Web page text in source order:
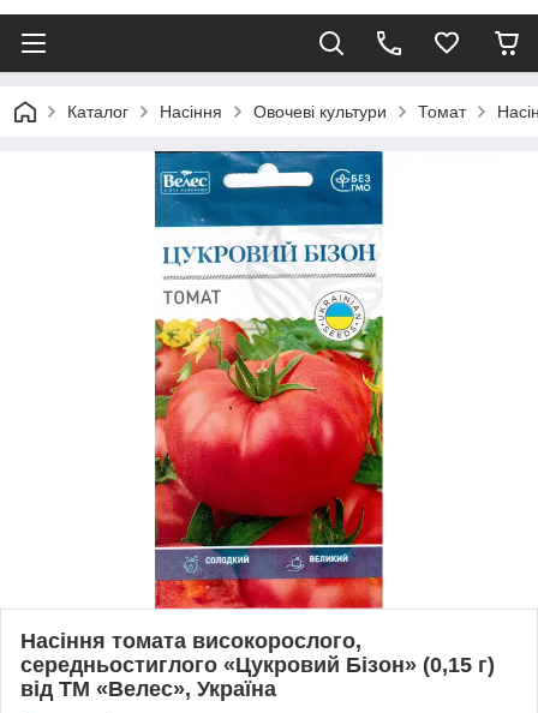
Каталог Насіння Овочеві культури Томат
Насіння томата високорослого,
середньостиглого «Цукровий Бізон» (0,15 г)
від ТМ «Велес», Україна